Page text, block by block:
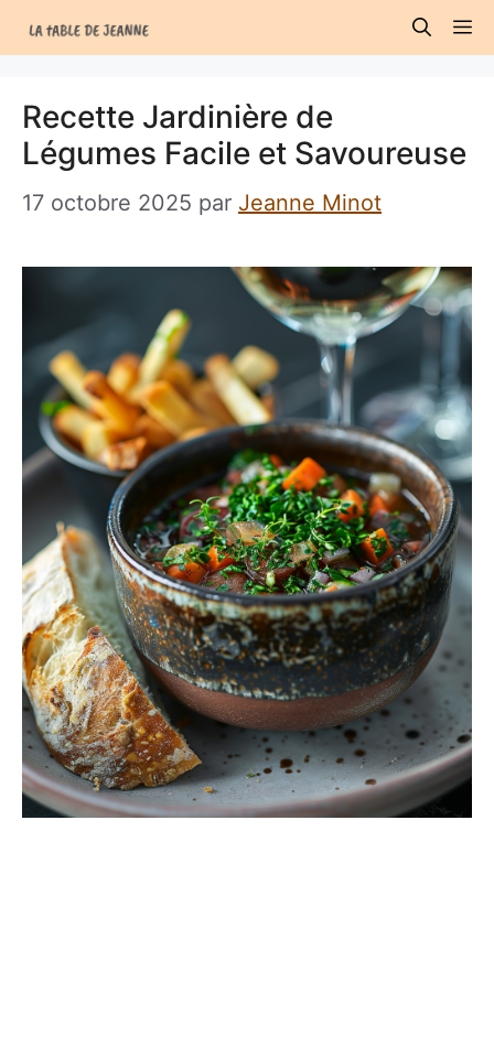
au
Recette Jardinière de
Légumes Facile et Savoureuse
17 octobre 2025 par Jeanne Minot